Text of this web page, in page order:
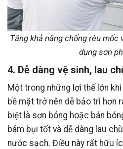
Tăng khả năng chống rêu mốc
dụng sơn
4. Dễ dàng vệ sinh, lau
Một trong những lợi thế lớn
bề mặt trở nên dễ bảo trì hơn
biệt là sơn bóng hoặc bán
bám bụi tốt và dễ dàng lau
nước sạch. Điều này rất hữu